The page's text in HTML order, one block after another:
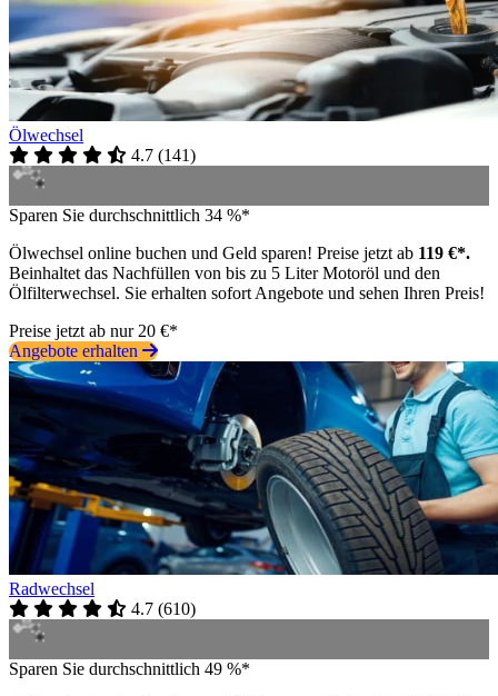
Ölwechsel
4.7 (141)
Sparen Sie durchschnittlich 34 %*
Ölwechsel online buchen und Geld sparen! Preise jetzt ab 119 €*.
Beinhaltet das Nachfüllen von bis zu 5 Liter Motoröl und den
Ölfilterwechsel. Sie erhalten sofort Angebote und sehen Ihren Preis!
Preise jetzt ab nur 20 €*
Angebote erhalten
Radwechsel
4.7 (610)
Sparen Sie durchschnittlich 49 %*